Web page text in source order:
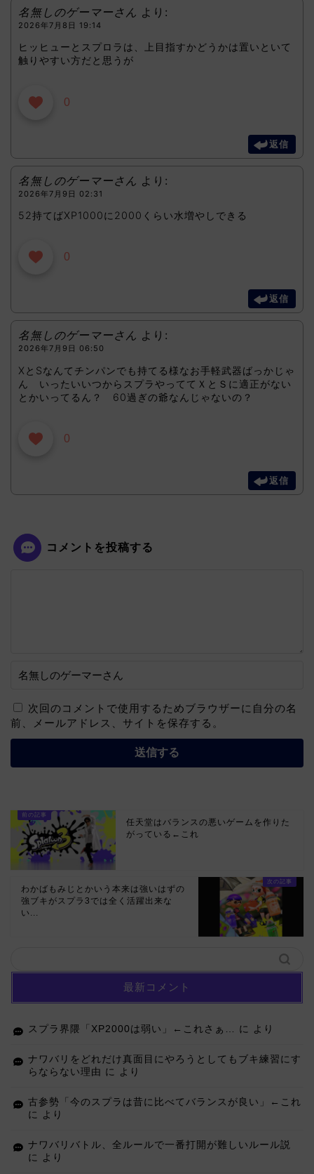
名無しのゲーマーさん より:
2026年7月8日 19:14
ヒッヒューとスプロラは、上目指すかどうかは置いといて
触りやすい方だと思うが
0
返信
名無しのゲーマーさん より:
2026年7月9日 02:31
52持てばXP1000に2000くらい水増やしできる
0
返信
名無しのゲーマーさん より:
2026年7月9日 06:50
XとSなんてチンパンでも持てる様なお手軽武器ばっかじゃ
ん いったいいつからスプラやっててＸとＳに適正がない
とかいってるん？ 60過ぎの爺なんじゃないの？
0
返信
コメントを投稿する
次回のコメントで使用するためブラウザーに自分の名
前、メールアドレス、サイトを保存する。
任天堂はバランスの悪いゲームを作りた
がっている←これ
わかばもみじとかいう本来は強いはずの
強ブキがスプラ3では全く活躍出来な
い...
最新コメント
スプラ界隈「XP2000は弱い」←これさぁ… に より
ナワバリをどれだけ真面目にやろうとしてもブキ練習にす
らならない理由 に より
古参勢「今のスプラは昔に比べてバランスが良い」←これ
に より
ナワバリバトル、全ルールで一番打開が難しいルール説
に より